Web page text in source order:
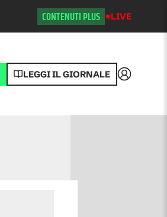
CONTENUTI PLUS LIVE
LEGGI IL GIORNALE Accedi